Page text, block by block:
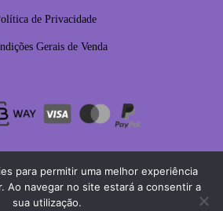
de Privacidade
Gerais de Venda
para permitir uma melhor experiência
Ao navegar no site estará a consentir a
sua utilização.